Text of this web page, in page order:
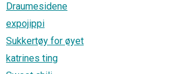
Draumesidene
expojippi
Sukkertøy for øyet
katrines ting